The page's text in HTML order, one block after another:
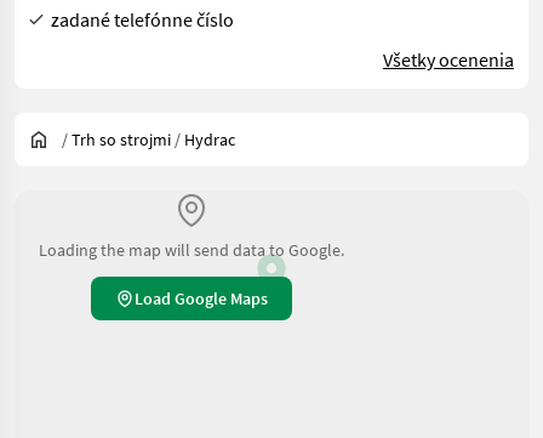
zadané telefónne číslo
Všetky ocenenia
/Trh so strojmi / Hydrac
Loading the map will send data to Google.
Load Google Maps